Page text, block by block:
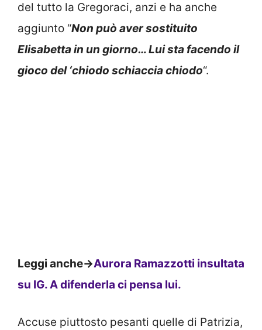
del tutto la Gregoraci, anzi e ha anche
aggiunto “Non può aver sostituito
Elisabetta in un giorno… Lui sta facendo il
gioco del ‘chiodo schiaccia chiodo“.
Leggi anche->Aurora Ramazzotti insultata
su IG. A difenderla ci pensa lui.
Accuse piuttosto pesanti quelle di Patrizia,